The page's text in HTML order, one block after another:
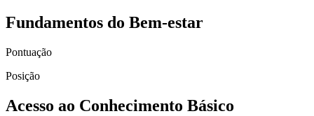
Fundamentos do Bem-estar
Pontuação
Posição
Acesso ao Conhecimento Básico